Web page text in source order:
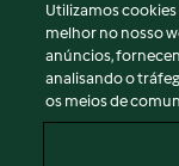
Termos de
Aviso sobre
Aviso
Apoio legal
Utilizamos
melhor no nosso
anúncios,
analisando o
os meios de